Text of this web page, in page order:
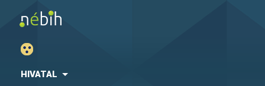
HIVATAL